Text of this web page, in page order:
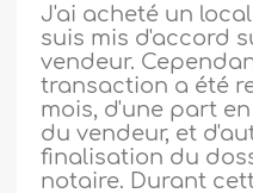
J'ai acheté un
suis mis d'accord
vendeur.
transaction a été
mois, d'une part
du vendeur, et
finalisation du
notaire. Durant